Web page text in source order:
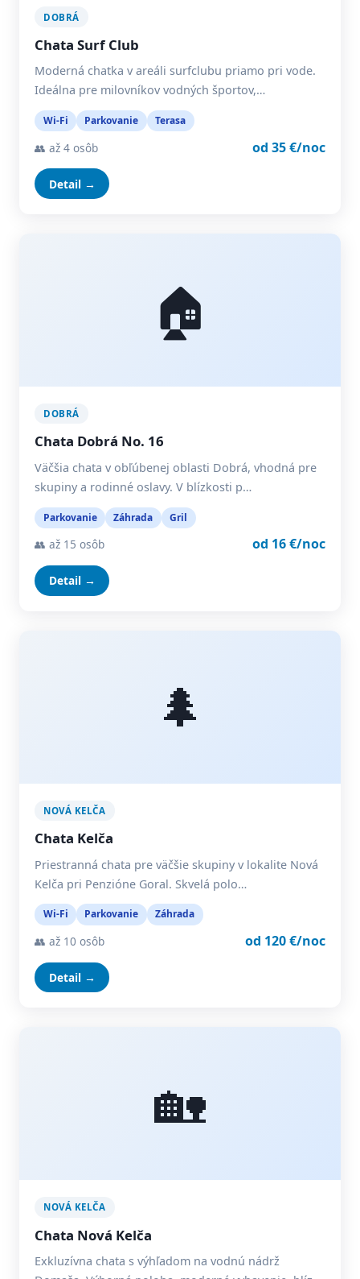
DOBRÁ
Chata Surf Club
Moderná chatka v areáli surfclubu priamo pri vode.
Ideálna pre milovníkov vodných športov,…
Wi-Fi Parkovanie Terasa
👥 až 4 osôb od 35 €/noc
Detail →
🏠
DOBRÁ
Chata Dobrá No. 16
Väčšia chata v obľúbenej oblasti Dobrá, vhodná pre
skupiny a rodinné oslavy. V blízkosti p…
Parkovanie Záhrada Gril
👥 až 15 osôb od 16 €/noc
Detail →
🌲
NOVÁ KELČA
Chata Kelča
Priestranná chata pre väčšie skupiny v lokalite Nová
Kelča pri Penzióne Goral. Skvelá polo…
Wi-Fi Parkovanie Záhrada
👥 až 10 osôb od 120 €/noc
Detail →
🏡
NOVÁ KELČA
Chata Nová Kelča
Exkluzívna chata s výhľadom na vodnú nádrž